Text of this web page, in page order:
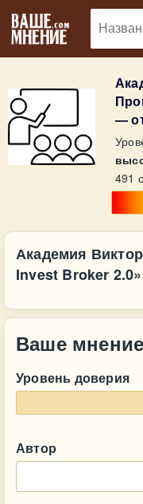
—
491
Академия
Invest Broker 2.0»
Ваше мнение
Уровень доверия
Автор